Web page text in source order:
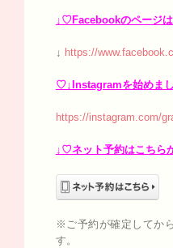
↓♡Facebookのページ
↓ https://
♡↓Instagramを始めま
https://instagram.com/
↓♡ネット予約はこちら
※ご予約が確定してか
す。